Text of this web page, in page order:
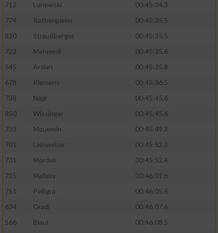
712
Lunewski
00:45:34.3
774
Rothenpieler
00:45:35.5
820
Straußberger
00:45:35.5
723
Mehmedi
00:45:35.6
545
Arslan
00:45:35.8
678
Klemens
00:45:36.5
738
Nagl
00:45:45.6
850
Wissinger
00:45:45.6
733
Mouemin
00:45:49.3
701
Leinweber
00:45:52.3
731
Mordek
00:45:52.4
715
Mallaby
00:46:01.6
751
Pelligra
00:46:05.6
634
Gradl
00:46:07.6
566
Blaut
00:46:08.5